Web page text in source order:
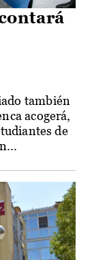
también
acogerá,
de